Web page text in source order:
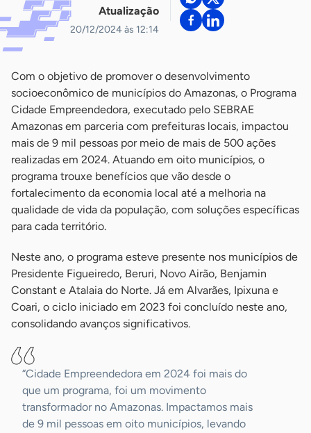
Atualização
20/12/2024 às 12:14
Com o objetivo de promover o desenvolvimento
socioeconômico de municípios do Amazonas, o Programa
Cidade Empreendedora, executado pelo SEBRAE
Amazonas em parceria com prefeituras locais, impactou
mais de 9 mil pessoas por meio de mais de 500 ações
realizadas em 2024. Atuando em oito municípios, o
programa trouxe benefícios que vão desde o
fortalecimento da economia local até a melhoria na
qualidade de vida da população, com soluções específicas
para cada território.
Neste ano, o programa esteve presente nos municípios de
Presidente Figueiredo, Beruri, Novo Airão, Benjamin
Constant e Atalaia do Norte. Já em Alvarães, Ipixuna e
Coari, o ciclo iniciado em 2023 foi concluído neste ano,
consolidando avanços significativos.
“Cidade Empreendedora em 2024 foi mais do
que um programa, foi um movimento
transformador no Amazonas. Impactamos mais
de 9 mil pessoas em oito municípios, levando